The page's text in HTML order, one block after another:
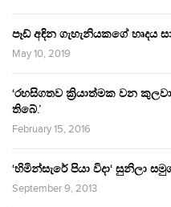
පෑඩ් අඳින ගැහැනියකගේ හෘදය
May 10, 2019
‘රහසිගතව ක්‍රියාත්මක වන
තිබේ.’
February 15, 2016
‘හිමින්සැරේ පියා විදා‘ සුනිලා
September 9, 2013